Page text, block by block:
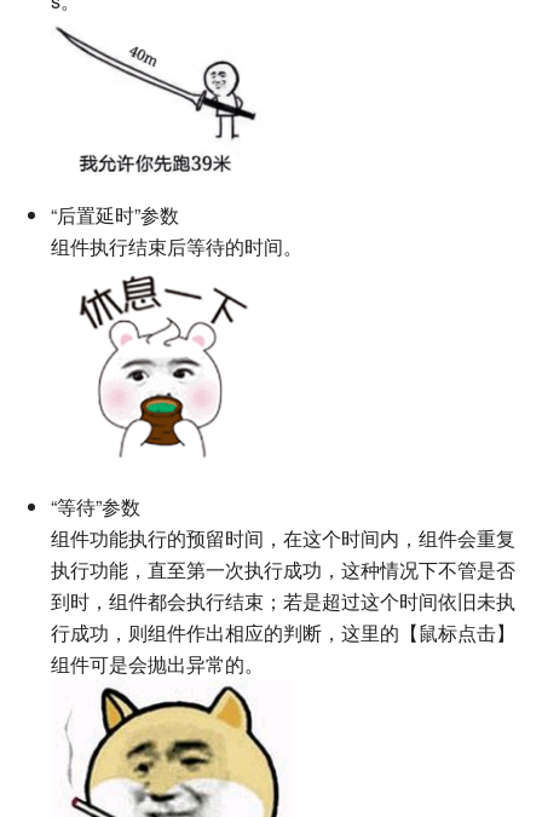
“后置延时”参数
组件执行结束后等待的时间。
“等待”参数
组件功能执行的预留时间，在这个时间内，组件会重复
执行功能，直至第一次执行成功，这种情况下不管是否
到时，组件都会执行结束；若是超过这个时间依旧未执
行成功，则组件作出相应的判断，这里的【鼠标点击】
组件可是会抛出异常的。